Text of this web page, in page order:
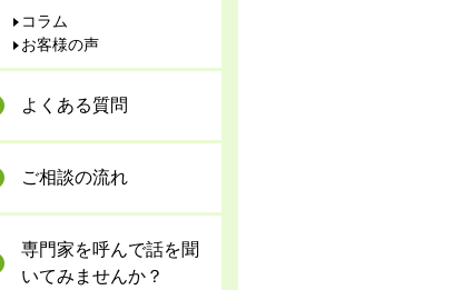
コラム
お客様の声
よくある質問
ご相談の流れ
専門家を呼んで話を聞
いてみませんか？